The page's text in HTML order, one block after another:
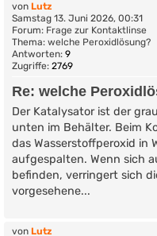
von Lutz
Samstag 13. Juni 2026, 00:31
Forum: Frage zur Kontaktlinse
Thema: welche Peroxidlösung?
Antworten: 9
Zugriffe: 2769
Re: welche
Der Katalysator ist der
unten im Behälter. Beim
das Wasserstoffperoxid in
aufgespalten. Wenn sich
befinden, verringert sich
vorgesehene...
von Lutz